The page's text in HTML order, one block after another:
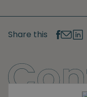
Share this